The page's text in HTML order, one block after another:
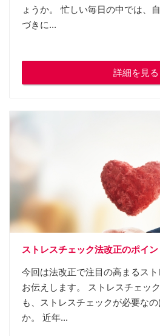
ょうか。 忙しい毎日の中では、
づきに...
詳細を見る
ストレスチェック法改正のポイン
今回は法改正で注目の高まるス
お伝えします。 ストレスチェッ
も、ストレスチェックが必要な
か。 近年...